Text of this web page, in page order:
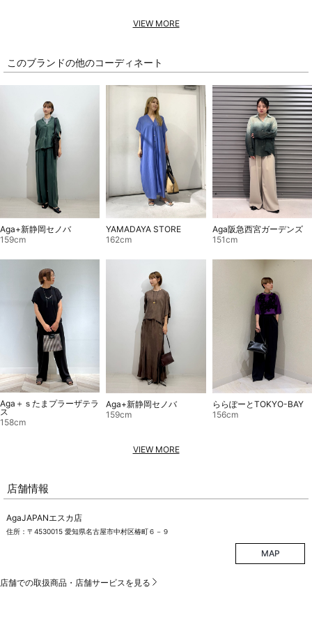
VIEW MORE
このブランドの他のコーディネート
Aga+新静岡セノバ
159cm
YAMADAYA STORE
162cm
Aga阪急西宮ガーデンズ
151cm
Aga＋ｓたまプラーザテラ
ス
158cm
Aga+新静岡セノバ
159cm
ららぽーとTOKYO-BAY
156cm
VIEW MORE
店舗情報
AgaJAPANエスカ店
住所：〒4530015 愛知県名古屋市中村区椿町６－９
MAP
店舗での取扱商品・店舗サービスを見る